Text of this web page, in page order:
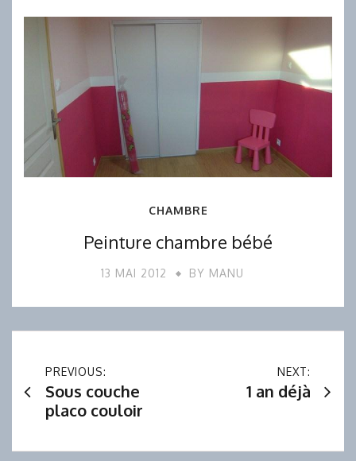
CHAMBRE
Peinture chambre bébé
13 MAI 2012 BY MANU
Navigation
de
PREVIOUS:
Sous couche
placo couloir
NEXT:
1 an déjà